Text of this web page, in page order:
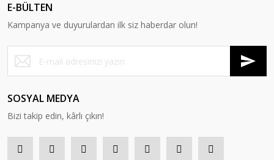
E-BÜLTEN
Kampanya ve duyurulardan ilk siz haberdar olun!
SOSYAL MEDYA
Bizi takip edin, kârlı çıkın!